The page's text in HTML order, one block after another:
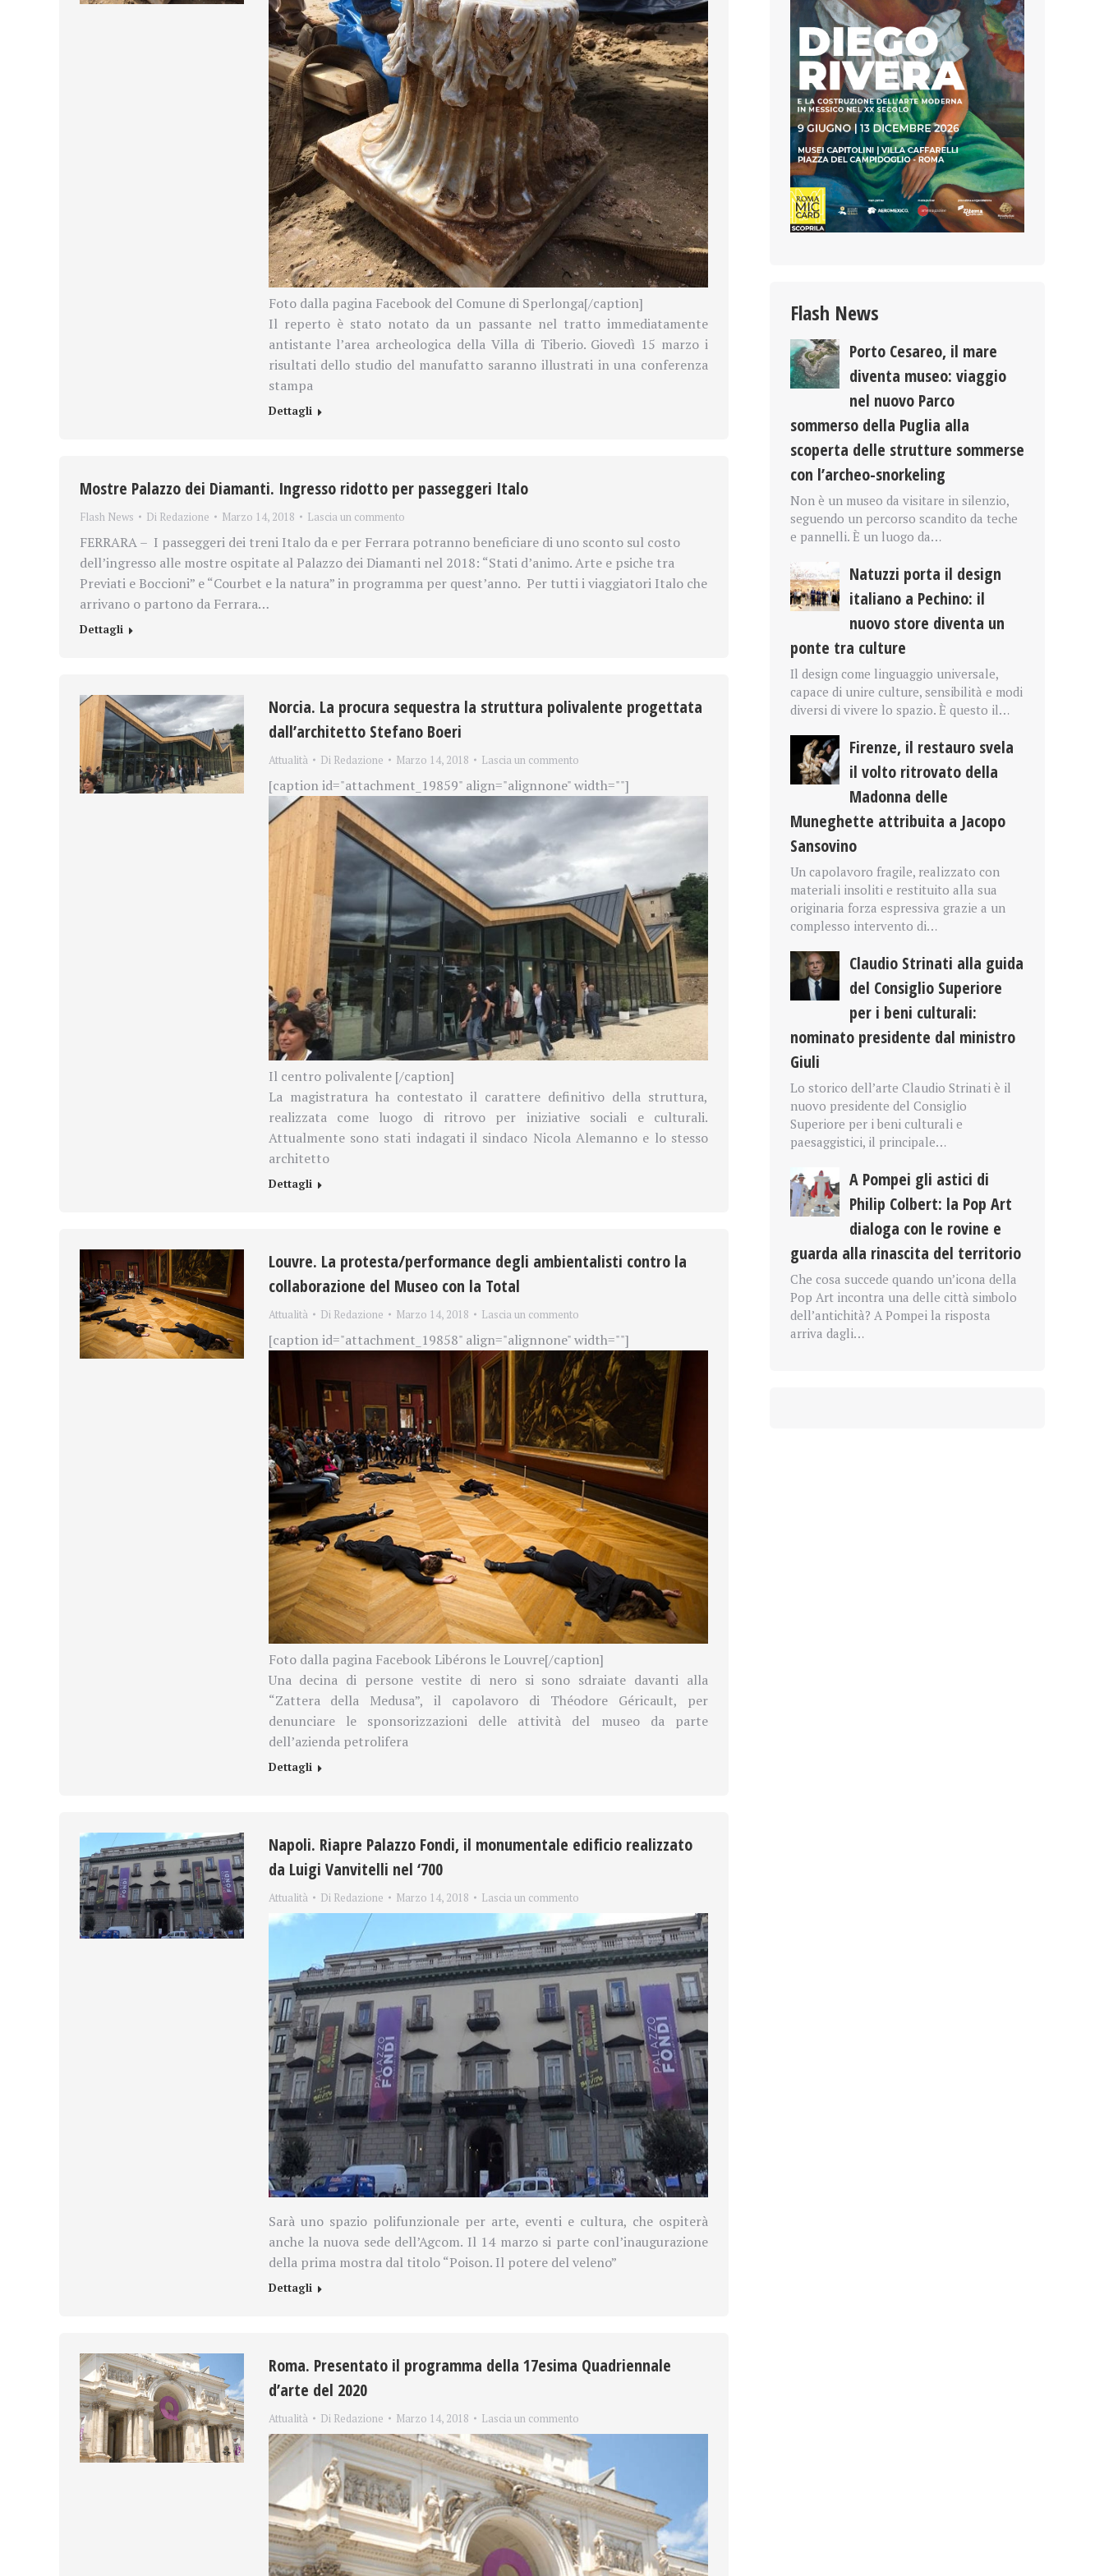
Foto dalla pagina Facebook del Comune di Sperlonga[/caption]
Il reperto è stato notato da un passante nel tratto immediatamente
antistante l’area archeologica della Villa di Tiberio. Giovedì 15 marzo i
risultati dello studio del manufatto saranno illustrati in una conferenza
stampa
Dettagli
Mostre Palazzo dei Diamanti. Ingresso ridotto per passeggeri Italo
Flash News Di Redazione Marzo 14, 2018 Lascia un commento
FERRARA – I passeggeri dei treni Italo da e per Ferrara potranno beneficiare di uno sconto sul costo
dell’ingresso alle mostre ospitate al Palazzo dei Diamanti nel 2018: “Stati d’animo. Arte e psiche tra
Previati e Boccioni” e “Courbet e la natura” in programma per quest’anno. Per tutti i viaggiatori Italo che
arrivano o partono da Ferrara…
Dettagli
Norcia. La procura sequestra la struttura polivalente progettata
dall’architetto Stefano Boeri
Attualità Di Redazione Marzo 14, 2018 Lascia un commento
[caption id="attachment_19859" align="alignnone" width=""]
Il centro polivalente [/caption]
La magistratura ha contestato il carattere definitivo della struttura,
realizzata come luogo di ritrovo per iniziative sociali e culturali.
Attualmente sono stati indagati il sindaco Nicola Alemanno e lo stesso
architetto
Dettagli
Louvre. La protesta/performance degli ambientalisti contro la
collaborazione del Museo con la Total
Attualità Di Redazione Marzo 14, 2018 Lascia un commento
[caption id="attachment_19858" align="alignnone" width=""]
Foto dalla pagina Facebook Libérons le Louvre[/caption]
Una decina di persone vestite di nero si sono sdraiate davanti alla
“Zattera della Medusa”, il capolavoro di Théodore Géricault, per
denunciare le sponsorizzazioni delle attività del museo da parte
dell’azienda petrolifera
Dettagli
Napoli. Riapre Palazzo Fondi, il monumentale edificio realizzato
da Luigi Vanvitelli nel ‘700
Attualità Di Redazione Marzo 14, 2018 Lascia un commento
Sarà uno spazio polifunzionale per arte, eventi e cultura, che ospiterà
anche la nuova sede dell’Agcom. Il 14 marzo si parte conl’inaugurazione
della prima mostra dal titolo “Poison. Il potere del veleno”
Dettagli
Roma. Presentato il programma della 17esima Quadriennale
d’arte del 2020
Attualità Di Redazione Marzo 14, 2018 Lascia un commento
Flash News
Porto Cesareo, il mare
diventa museo: viaggio
nel nuovo Parco
sommerso della Puglia alla
scoperta delle strutture sommerse
con l’archeo-snorkeling
Non è un museo da visitare in silenzio,
seguendo un percorso scandito da teche
e pannelli. È un luogo da…
Natuzzi porta il design
italiano a Pechino: il
nuovo store diventa un
ponte tra culture
Il design come linguaggio universale,
capace di unire culture, sensibilità e modi
diversi di vivere lo spazio. È questo il…
Firenze, il restauro svela
il volto ritrovato della
Madonna delle
Muneghette attribuita a Jacopo
Sansovino
Un capolavoro fragile, realizzato con
materiali insoliti e restituito alla sua
originaria forza espressiva grazie a un
complesso intervento di…
Claudio Strinati alla guida
del Consiglio Superiore
per i beni culturali:
nominato presidente dal ministro
Giuli
Lo storico dell’arte Claudio Strinati è il
nuovo presidente del Consiglio
Superiore per i beni culturali e
paesaggistici, il principale…
A Pompei gli astici di
Philip Colbert: la Pop Art
dialoga con le rovine e
guarda alla rinascita del territorio
Che cosa succede quando un’icona della
Pop Art incontra una delle città simbolo
dell’antichità? A Pompei la risposta
arriva dagli…